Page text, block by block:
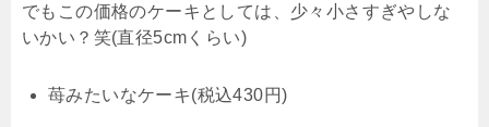
でもこの価格のケーキとしては、少々小さすぎやしな
いかい？笑(直径5cmくらい)
苺みたいなケーキ(税込430円)